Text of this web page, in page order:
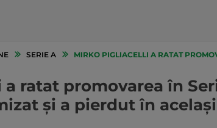
SERIE A MIRKO PIGLIACELLI A RATAT PROMOVAREA ÎN
ratat promovarea în
și a pierdut în